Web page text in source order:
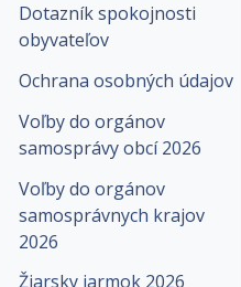
Dotazník spokojnosti
obyvateľov
Ochrana osobných údajov
Voľby do orgánov
samosprávy obcí 2026
Voľby do orgánov
samosprávnych krajov
2026
Žiarsky jarmok 2026